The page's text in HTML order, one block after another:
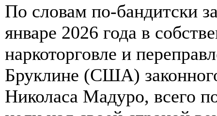
По словам по-бандитски
январе 2026 года в
наркоторговле и
Бруклине (США)
Николаса Мадуро, всего